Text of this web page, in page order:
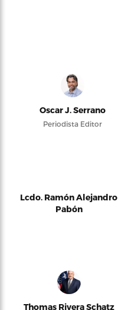
Oscar J. Serrano
Periodista Editor
Lcdo. Ramón Alejandro
Pabón
Thomas Rivera Schatz